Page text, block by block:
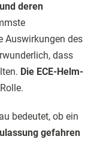
und deren
Auswirkungen des
dass
Die ECE-Helm-
bedeutet, ob ein
gefahren